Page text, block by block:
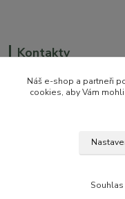
Kontakty
sales@prokytky.cz
Náš e-shop a partneři
cookies, aby Vám